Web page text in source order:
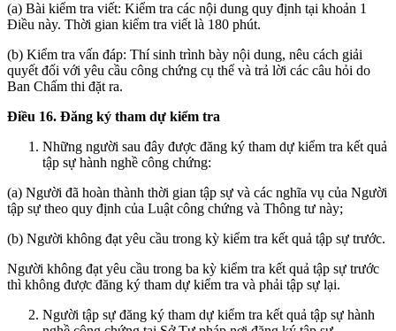
(a) Bài kiểm tra viết: Kiểm tra các nội dung quy định tại khoản 1
Điều này. Thời gian kiểm tra viết là 180 phút.
(b) Kiểm tra vấn đáp: Thí sinh trình bày nội dung, nêu cách giải
quyết đối với yêu cầu công chứng cụ thể và trả lời các câu hỏi do
Ban Chấm thi đặt ra.
Điều 16. Đăng ký tham dự kiểm tra
Những người sau đây được đăng ký tham dự kiểm tra kết quả
tập sự hành nghề công chứng:
(a) Người đã hoàn thành thời gian tập sự và các nghĩa vụ của Người
tập sự theo quy định của Luật công chứng và Thông tư này;
(b) Người không đạt yêu cầu trong kỳ kiểm tra kết quả tập sự trước.
Người không đạt yêu cầu trong ba kỳ kiểm tra kết quả tập sự trước
thì không được đăng ký tham dự kiểm tra và phải tập sự lại.
Người tập sự đăng ký tham dự kiểm tra kết quả tập sự hành